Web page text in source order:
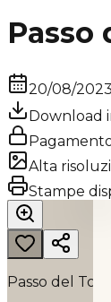
Passo
20/08/2023
Download
Alta
Stampe
Passo del